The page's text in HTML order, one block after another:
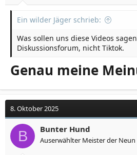
Ein wilder Jäger schrieb:
Was sollen uns diese Videos
Diskussionsforum, nicht Tiktok.
Genau meine
8. Oktober 2025
B Bunter Hund
Auserwählter Meister der Neun